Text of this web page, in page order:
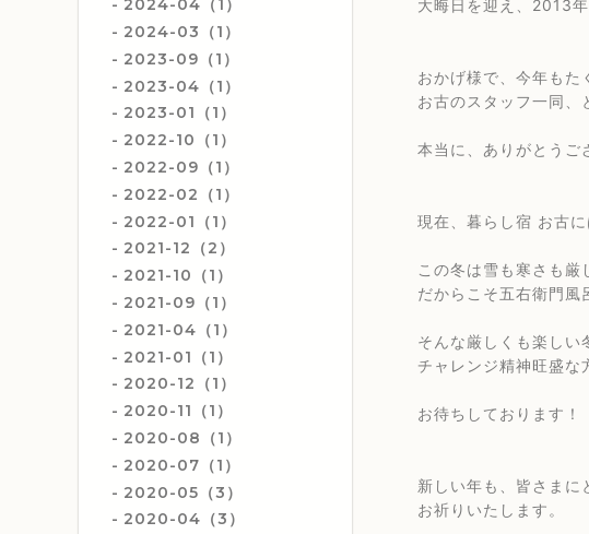
2024-04（1）
2024-03（1）
2023-09（1）
2023-04（1）
2023-01（1）
2022-10（1）
2022-09（1）
2022-02（1）
2022-01（1）
2021-12（2）
2021-10（1）
2021-09（1）
2021-04（1）
2021-01（1）
2020-12（1）
2020-11（1）
2020-08（1）
2020-07（1）
2020-05（3）
2020-04（3）
大晦日を迎え、2013
おかげ様で、今年もた
お古のスタッフ一同、
本当に、ありがとうご
現在、暮らし宿 お古
この冬は雪も寒さも厳
だからこそ五右衛門風
そんな厳しくも楽しい
チャレンジ精神旺盛な
お待ちしております！
新しい年も、皆さまに
お祈りいたします。